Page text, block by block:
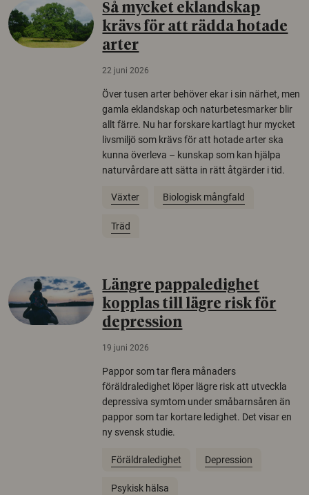
Så mycket eklandskap
krävs för att rädda hotade
arter
22 juni 2026
Över tusen arter behöver ekar i sin närhet, men
gamla eklandskap och naturbetesmarker blir
allt färre. Nu har forskare kartlagt hur mycket
livsmiljö som krävs för att hotade arter ska
kunna överleva – kunskap som kan hjälpa
naturvårdare att sätta in rätt åtgärder i tid.
Växter Biologisk mångfald
Träd
Längre pappaledighet
kopplas till lägre risk för
depression
19 juni 2026
Pappor som tar flera månaders
föräldraledighet löper lägre risk att utveckla
depressiva symtom under småbarnsåren än
pappor som tar kortare ledighet. Det visar en
ny svensk studie.
Föräldraledighet Depression
Psykisk hälsa